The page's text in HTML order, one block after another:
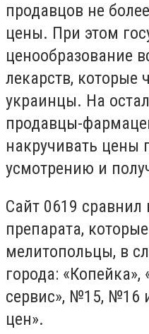
продавцов не
цены. При этом
ценообразование
лекарств, которые
украинцы. На
продавцы-
накручивать цены
усмотрению и
Сайт 0619 сравнил
препарата,
мелитопольцы, в
города: «Копейка»,
сервис», №15, №16
цен».